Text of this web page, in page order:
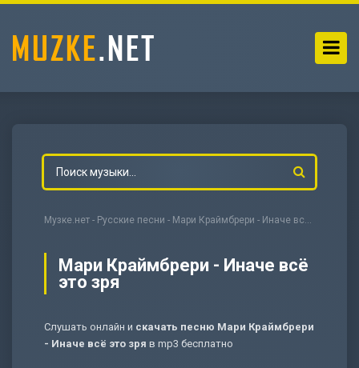
Музке.нет - Русские песни - Мари Краймбрери - Иначе всё это зря
Мари Краймбрери - Иначе всё
это зря
Слушать онлайн и скачать песню Мари Краймбрери
- Иначе всё это зря в mp3 бесплатно